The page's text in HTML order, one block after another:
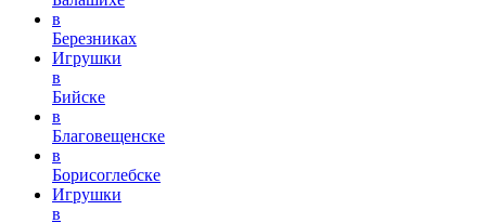
в
Березниках
Игрушки
в
Бийске
в
Благовещенске
в
Борисоглебске
Игрушки
в